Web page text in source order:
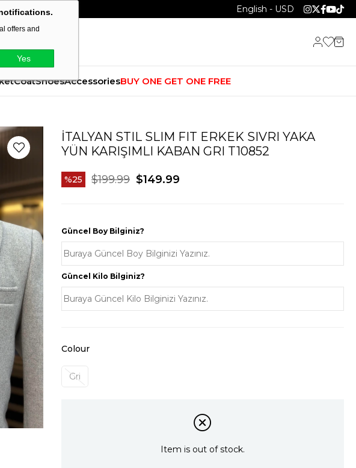
offers and
Yes
English - USD
CoatShoesAccessoriesBUY ONE GET ONE FREE
İTALYAN STIL SLIM FIT ERKEK SIVRI YAKA
YÜN KARIŞIMLI KABAN GRI T10852
25 $199.99 $149.99
Güncel Boy Bilginiz?
Güncel Kilo Bilginiz?
Colour
Gri
Item is out of stock.